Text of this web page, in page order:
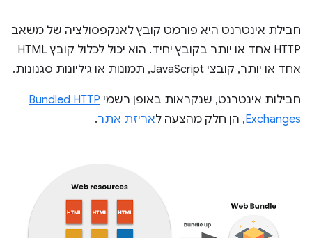
חבילת אינטרנט היא פורמט קובץ לאנקפסולציה של משאב
HTTP אחד או יותר בקובץ יחיד. הוא יכול לכלול קובץ HTML
אחד או יותר, קובצי JavaScript, תמונות או גיליונות סגנונות.
חבילות אינטרנט, שנקראות באופן רשמי Bundled HTTP
Exchanges, הן חלק מהצעה לאריזת אתר.